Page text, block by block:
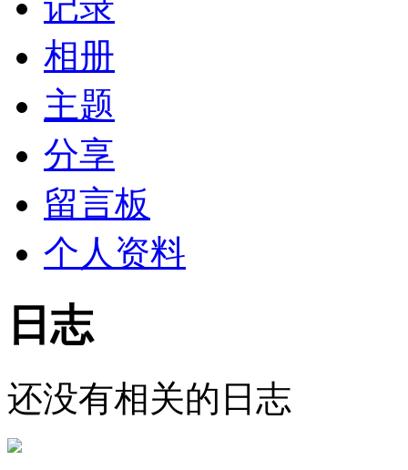
相册
主题
分享
留言板
个人资料
日志
还没有相关的日志